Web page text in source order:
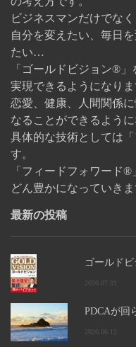
ビジネスマンだけでな
自分を変えたい、毎日
たい…
「ゴールドビジョン®
実現できるようになりま
恋愛、健康、人間関係
なることができるように
具体的な技術としては
す。
「フィードフォワード
どん豊かになっていきま
最新の投稿
ゴールド
2026.07.01
PDCAが回
2026.06.12